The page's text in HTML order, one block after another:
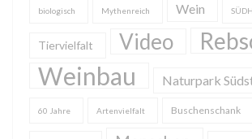
biologisch Mythenreich Wein
Tiervielfalt Video
Weinbau Naturpark
60 Jahre Artenvielfalt Buschenschank